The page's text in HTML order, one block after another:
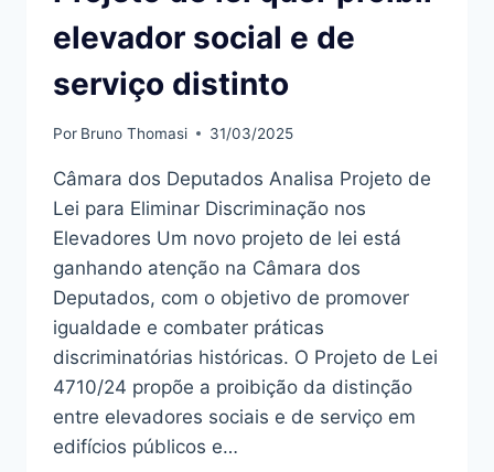
elevador social e de
serviço distinto
Por Bruno Thomasi 31/03/2025
Câmara dos Deputados Analisa Projeto de
Lei para Eliminar Discriminação nos
Elevadores Um novo projeto de lei está
ganhando atenção na Câmara dos
Deputados, com o objetivo de promover
igualdade e combater práticas
discriminatórias históricas. O Projeto de Lei
4710/24 propõe a proibição da distinção
entre elevadores sociais e de serviço em
edifícios públicos e…